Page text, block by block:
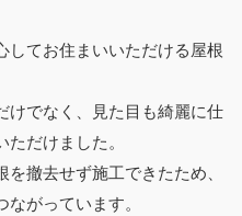
してお住まいいただける屋根
けでなく、見た目も綺麗に仕
だけました。
撤去せず施工できたため、
がっています。